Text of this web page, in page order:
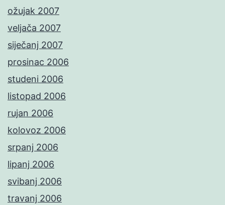
ožujak 2007
veljača 2007
siječanj 2007
prosinac 2006
studeni 2006
listopad 2006
rujan 2006
kolovoz 2006
srpanj 2006
lipanj 2006
svibanj 2006
travanj 2006